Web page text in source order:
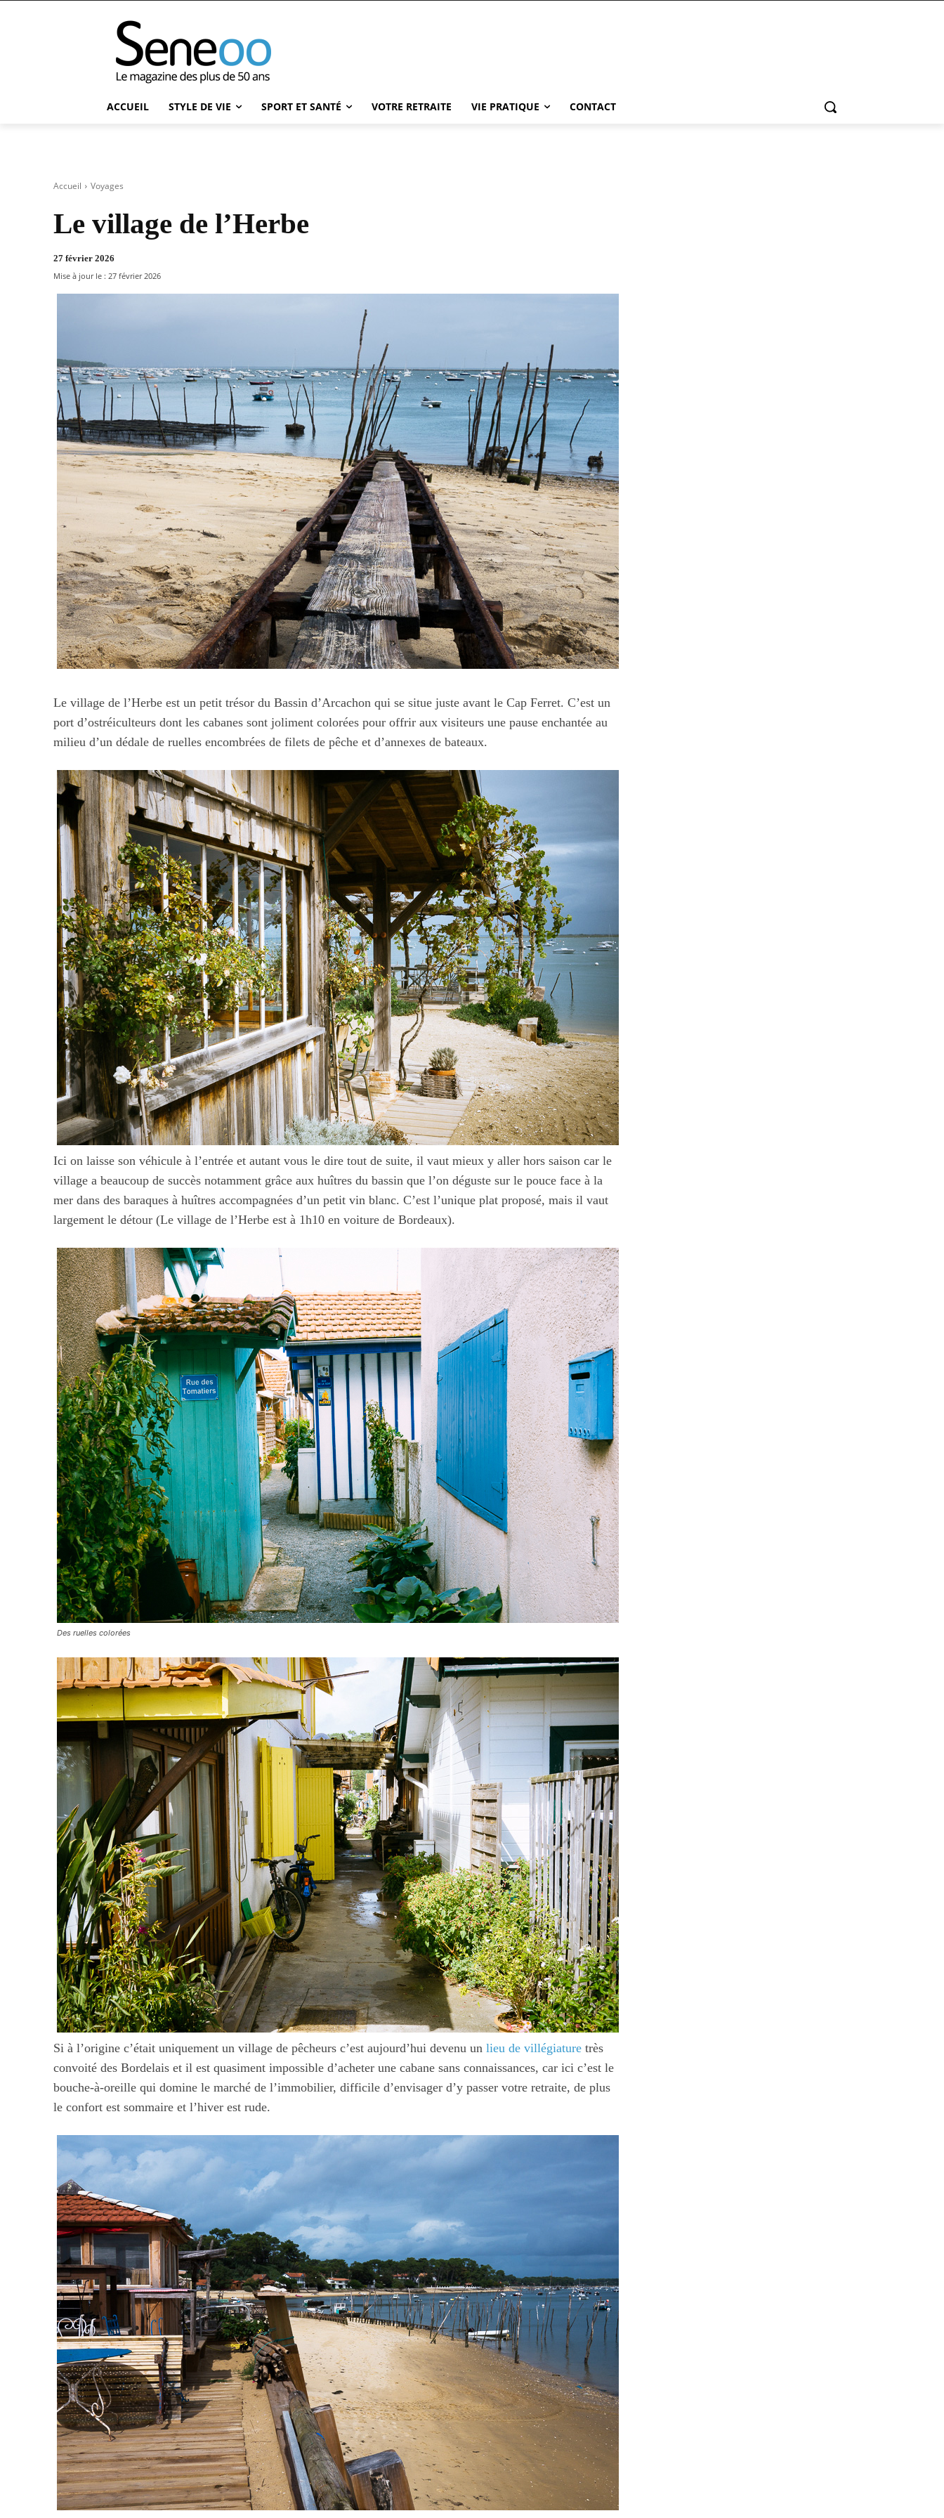
ACCUEIL STYLE DE VIE SPORT ET SANTÉ VOTRE RETRAITE VIE PRATIQUE CONTACT
Accueil Voyages
Le village de l’Herbe
27 février 2026
Mise à jour le : 27 février 2026
Le village de l’Herbe est un petit trésor du Bassin d’Arcachon qui se situe juste avant le Cap Ferret. C’est un
port d’ostréiculteurs dont les cabanes sont joliment colorées pour offrir aux visiteurs une pause enchantée au
milieu d’un dédale de ruelles encombrées de filets de pêche et d’annexes de bateaux.
Ici on laisse son véhicule à l’entrée et autant vous le dire tout de suite, il vaut mieux y aller hors saison car le
village a beaucoup de succès notamment grâce aux huîtres du bassin que l’on déguste sur le pouce face à la
mer dans des baraques à huîtres accompagnées d’un petit vin blanc. C’est l’unique plat proposé, mais il vaut
largement le détour (Le village de l’Herbe est à 1h10 en voiture de Bordeaux).
Des ruelles colorées
Si à l’origine c’était uniquement un village de pêcheurs c’est aujourd’hui devenu un lieu de villégiature très
convoité des Bordelais et il est quasiment impossible d’acheter une cabane sans connaissances, car ici c’est le
bouche-à-oreille qui domine le marché de l’immobilier, difficile d’envisager d’y passer votre retraite, de plus
le confort est sommaire et l’hiver est rude.